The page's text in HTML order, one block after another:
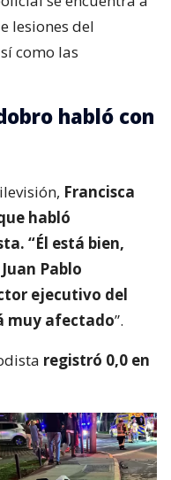
lesiones del
como las
habló con
Francisca
habló
“Él está bien,
Pablo
ejecutivo del
muy afectado”.
registró 0,0 en